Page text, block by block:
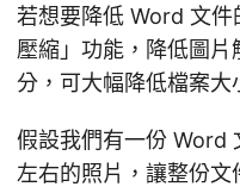
若想要降低 Word 文件
壓縮」功能，降低圖
分，可大幅降低檔案大
假設我們有一份 Word
左右的照片，讓整份